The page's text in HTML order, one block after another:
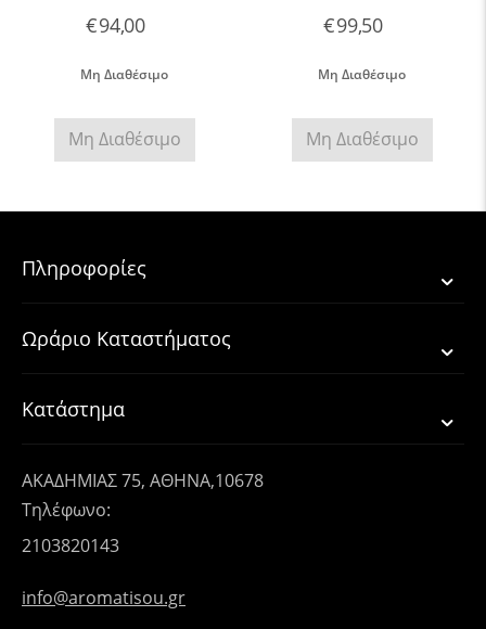
€94,00
Μη Διαθέσιμο
Μη Διαθέσιμο
€99,50
Μη Διαθέσιμο
Μη Διαθέσιμο
Πληροφορίες
Ωράριο Καταστήματος
Κατάστημα
ΑΚΑΔΗΜΙΑΣ 75, ΑΘΗΝΑ,10678
Τηλέφωνο:
2103820143
info@aromatisou.gr